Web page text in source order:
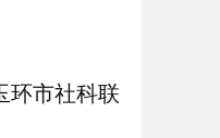
环市社科联